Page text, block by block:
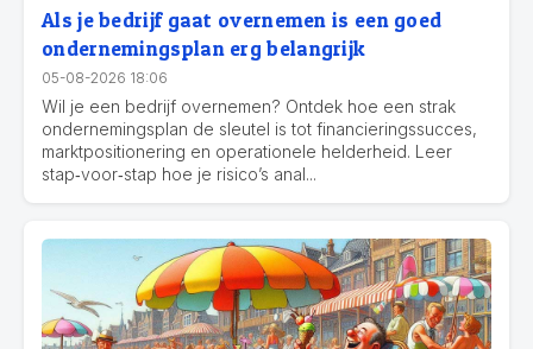
Als je bedrijf gaat overnemen is een goed
ondernemingsplan erg belangrijk
05-08-2026 18:06
Wil je een bedrijf overnemen? Ontdek hoe een strak
ondernemingsplan de sleutel is tot financieringssucces,
marktpositionering en operationele helderheid. Leer
stap‑voor‑stap hoe je risico’s anal...